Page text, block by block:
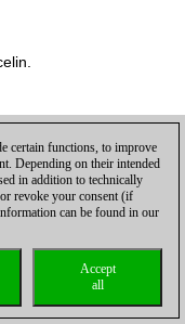
certain functions, to improve
Depending on their intended
in addition to technically
revoke your consent (if
can be found in our
Accept
all